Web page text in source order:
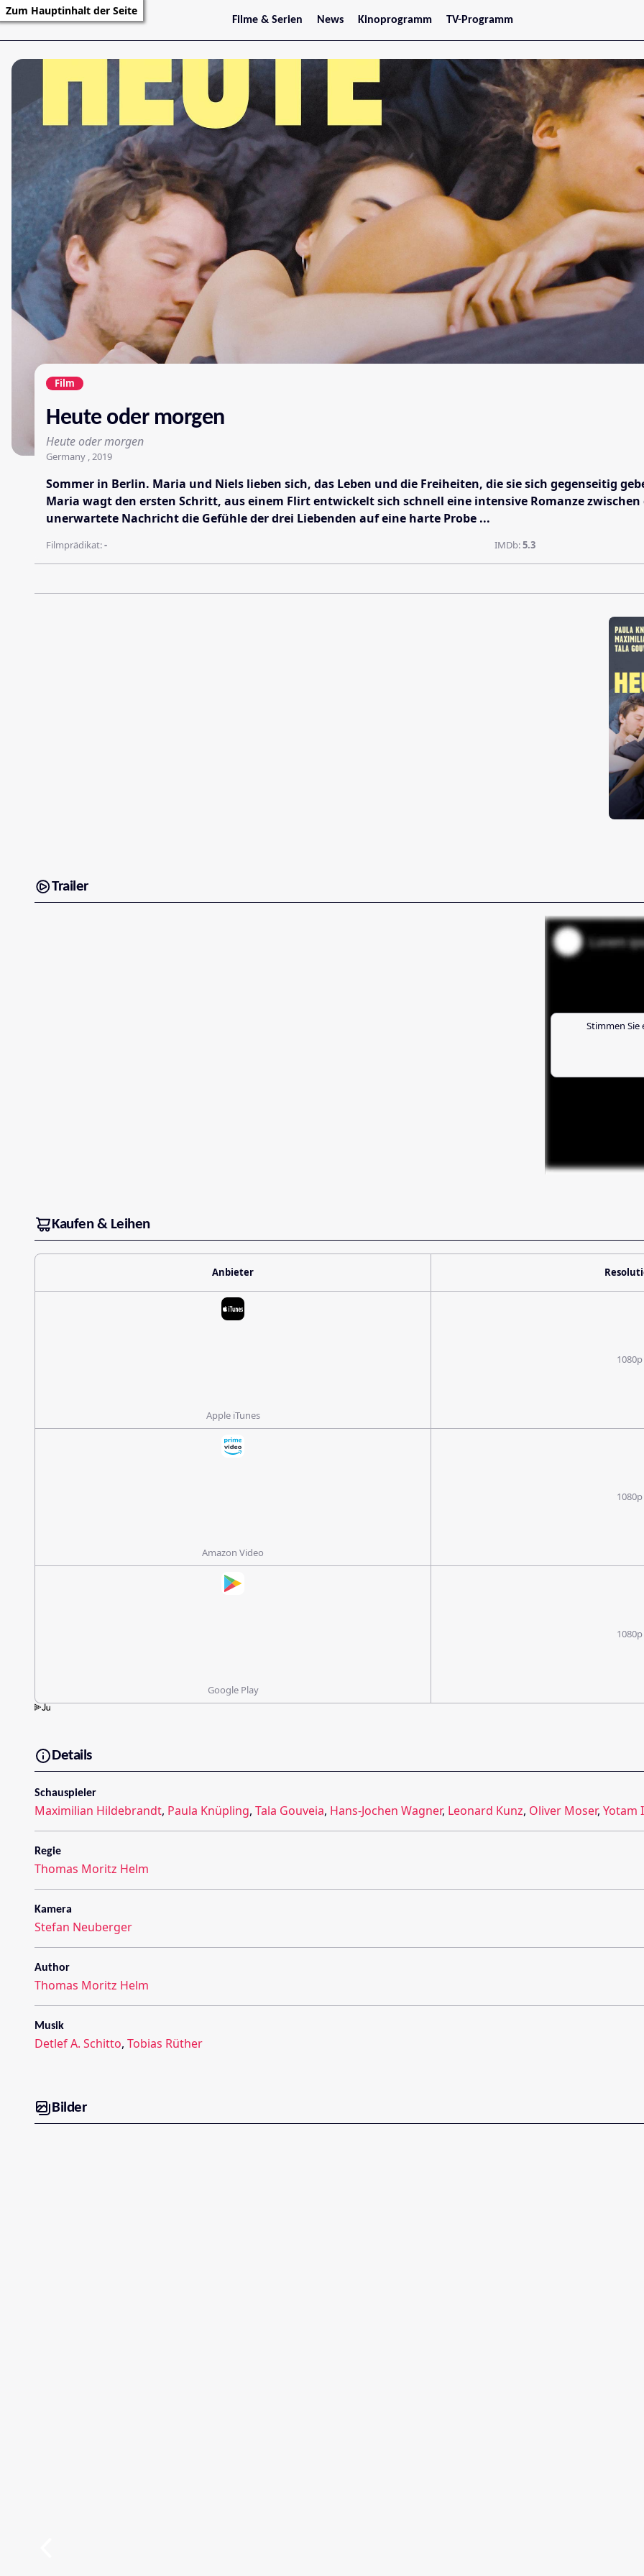
Zum Hauptinhalt der Seite
Filme & Serien
Trailer
Serienarchiv
News
Stars
Kinoprogramm
Jetzt im Kino
Niederösterreich
Oberösterreich
Steiermark
Burgenland
Kärnten
Salzburg
Tirol
TV-Programm
Film
Heute oder morgen
Heute oder morgen
Germany , 2019
Sommer in Berlin. Maria und Niels lieben sich, das Leben und die Freiheiten, die sie sich gegenseitig
Maria wagt den ersten Schritt, aus einem Flirt entwickelt sich schnell eine intensive Romanze
unerwartete Nachricht die Gefühle der drei Liebenden auf eine harte Probe ...
Filmprädikat:- IMDb:5.3
Trailer
Stimmen
Kaufen & Leihen
Anbieter
Apple iTunes
1080p
Amazon Video
1080p
Google Play
1080p
Details
Schauspieler
Maximilian Hildebrandt, Paula Knüpling, Tala Gouveia, Hans-Jochen Wagner, Leonard Kunz, Oliver Moser, Yotam
Regie
Thomas Moritz Helm
Kamera
Stefan Neuberger
Author
Thomas Moritz Helm
Musik
Detlef A. Schitto, Tobias Rüther
Bilder